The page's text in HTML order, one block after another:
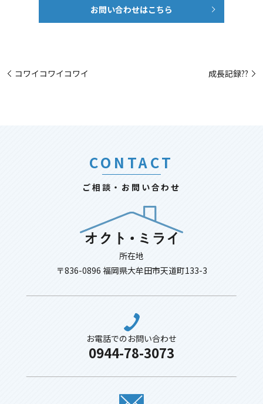
お問い合わせはこちら
コワイコワイコワイ 成長記録??
CONTACT
ご相談・お問い合わせ
所在地
〒836-0896 福岡県大牟田市天道町133-3
お電話でのお問い合わせ
0944-78-3073